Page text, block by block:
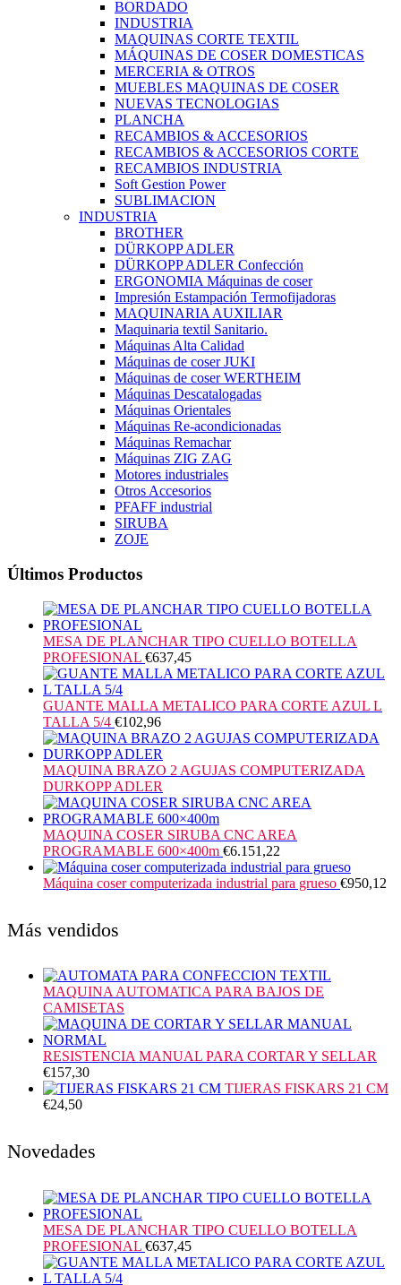
BORDADO
INDUSTRIA
MAQUINAS CORTE TEXTIL
MÁQUINAS DE COSER DOMESTICAS
MERCERIA & OTROS
MUEBLES MAQUINAS DE COSER
NUEVAS TECNOLOGIAS
PLANCHA
RECAMBIOS & ACCESORIOS
RECAMBIOS & ACCESORIOS CORTE
RECAMBIOS INDUSTRIA
Soft Gestion Power
SUBLIMACION
INDUSTRIA
BROTHER
DÜRKOPP ADLER
DÜRKOPP ADLER Confección
ERGONOMIA Máquinas de coser
Impresión Estampación Termofijadoras
MAQUINARIA AUXILIAR
Maquinaria textil Sanitario.
Máquinas Alta Calidad
Máquinas de coser JUKI
Máquinas de coser WERTHEIM
Máquinas Descatalogadas
Máquinas Orientales
Máquinas Re-acondicionadas
Máquinas Remachar
Máquinas ZIG ZAG
Motores industriales
Otros Accesorios
PFAFF industrial
SIRUBA
ZOJE
Últimos Productos
MESA DE PLANCHAR TIPO CUELLO BOTELLA
PROFESIONAL €637,45
GUANTE MALLA METALICO PARA CORTE AZUL L
TALLA 5/4 €102,96
MAQUINA BRAZO 2 AGUJAS COMPUTERIZADA
DURKOPP ADLER
MAQUINA COSER SIRUBA CNC AREA
PROGRAMABLE 600×400m €6.151,22
Máquina coser computerizada industrial para grueso €950,12
Más vendidos
MAQUINA AUTOMATICA PARA BAJOS DE
CAMISETAS
RESISTENCIA MANUAL PARA CORTAR Y SELLAR
€157,30
TIJERAS FISKARS 21 CM
€24,50
Novedades
MESA DE PLANCHAR TIPO CUELLO BOTELLA
PROFESIONAL €637,45